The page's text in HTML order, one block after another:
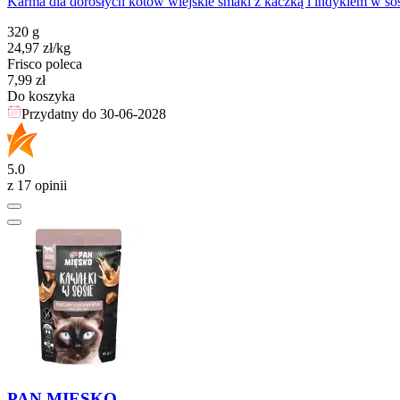
320 g
24,97 zł/kg
Frisco poleca
Cena
7,99 zł
Do koszyka
Przydatny do 30-06-2028
5.0
z 17 opinii